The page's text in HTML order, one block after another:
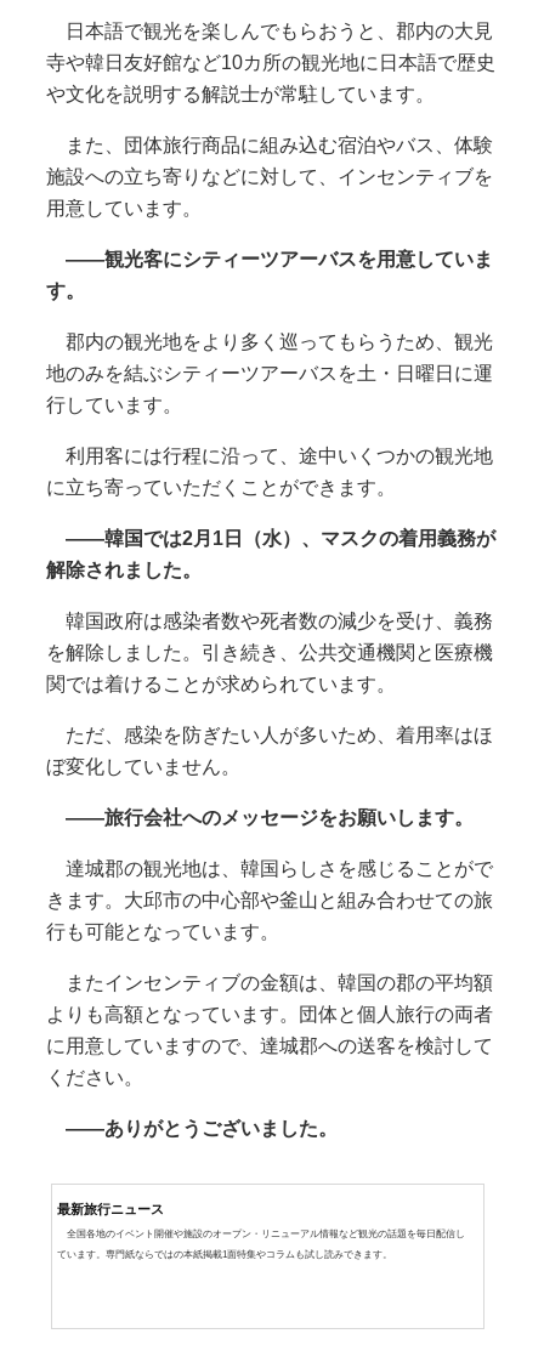
日本語で観光を楽しんでもらおうと、郡内の大見
寺や韓日友好館など10カ所の観光地に日本語で歴史
や文化を説明する解説士が常駐しています。
また、団体旅行商品に組み込む宿泊やバス、体験
施設への立ち寄りなどに対して、インセンティブを
用意しています。
――観光客にシティーツアーバスを用意していま
す。
郡内の観光地をより多く巡ってもらうため、観光
地のみを結ぶシティーツアーバスを土・日曜日に運
行しています。
利用客には行程に沿って、途中いくつかの観光地
に立ち寄っていただくことができます。
――韓国では2月 1日（水）、マスクの着用義務が
解除されました。
韓国政府は感染者数や死者数の減少を受け、義務
を解除しました。引き続き、公共交通機関と医療機
関では着けることが求められています。
ただ、感染を防ぎたい人が多いため、着用率はほ
ぼ変化していません。
――旅行会社へのメッセージをお願いします。
達城郡の観光地は、韓国らしさを感じることがで
きます。大邱市の中心部や釜山と組み合わせての旅
行も可能となっています。
またインセンティブの金額は、韓国の郡の平均額
よりも高額となっています。団体と個人旅行の両者
に用意していますので、達城郡への送客を検討して
ください。
――ありがとうございました。
最新旅行ニュース
全国各地のイベント開催や施設のオープン・リニューアル情報など観光の話題を毎日配信し
ています。専門紙ならではの本紙掲載1面特集やコラムも試し読みできます。